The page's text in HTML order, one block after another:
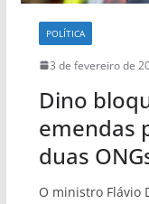
POLÍTICA
3 de fevereiro de
Dino
emendas
duas
O ministro Flávio